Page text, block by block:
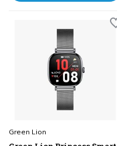
Green Lion